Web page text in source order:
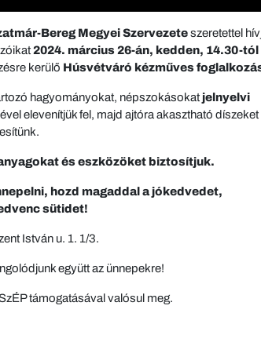
Bereg Megyei Szervezeteszeretettel
2024. március 26-án, kedden, 14.30-tól
kerülő Húsvétváró kézműves
hagyományokat, népszokásokat jelnyelvi
elevenítjük fel, majd ajtóra akasztható díszeket
és eszközöket biztosítjuk.
hozd magaddal a jókedvedet,
sütidet!
István u. 1. 1/3.
együtt az ünnepekre!
támogatásával valósul meg.